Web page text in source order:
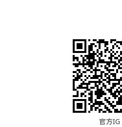
官方IG